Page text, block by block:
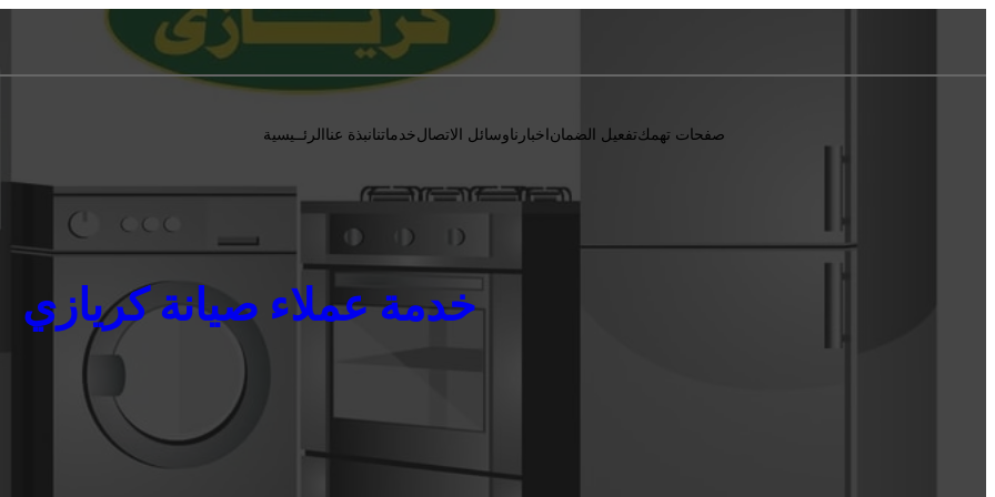
الرئــيسيةنبذة عناخدماتناوسائل الاتصالاخبارناتفعيل الضمانصفحات تهمك
خدمة عملاء صيانة كريازي